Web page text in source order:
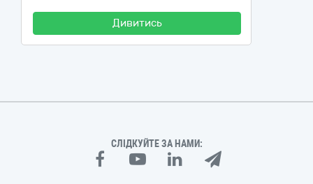
Дивитись
СЛІДКУЙТЕ ЗА НАМИ: